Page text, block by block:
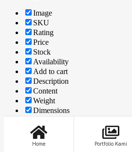
Home Portfolio Kami
Image
SKU
Rating
Price
Stock
Availability
Add to cart
Description
Content
Weight
Dimensions
Click outside to hide the comparison bar